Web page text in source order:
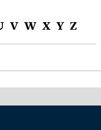
V W X Y Z